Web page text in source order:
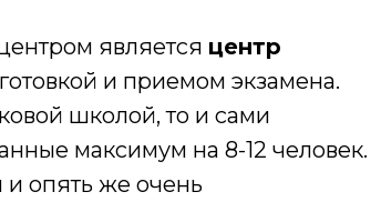
является центр
и приемом экзамена.
школой, то и сами
максимум на 8-12 человек.
и опять же очень